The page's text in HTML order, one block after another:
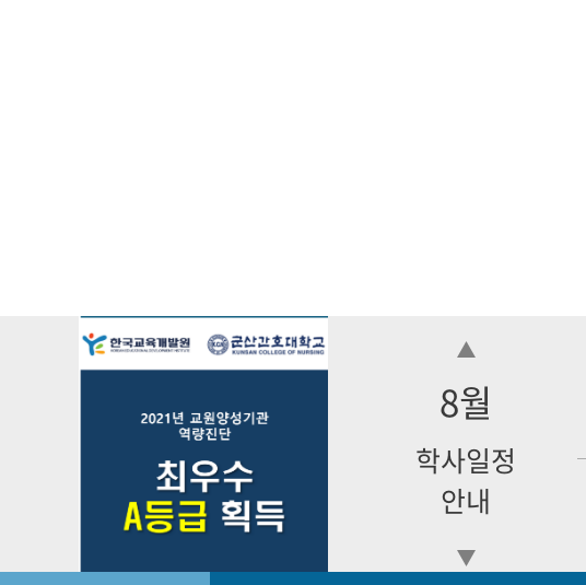
8월
학사일정
안내